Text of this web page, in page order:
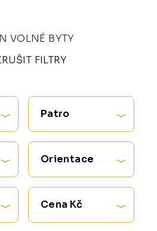
VOLNÉ BYTY
FILTRY
Patro
Orientace
Cena Kč